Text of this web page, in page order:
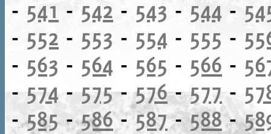
- 541 - 542 - 543 - 544 -
- 552 - 553 - 554 - 555 -
- 563 - 564 - 565 - 566 -
-574 -575-576-577-
-585-586-587-588-